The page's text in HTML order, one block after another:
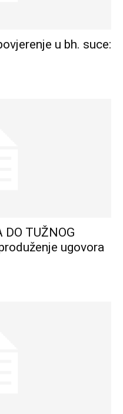
u bh. suce:
DO TUŽNOG
ugovora